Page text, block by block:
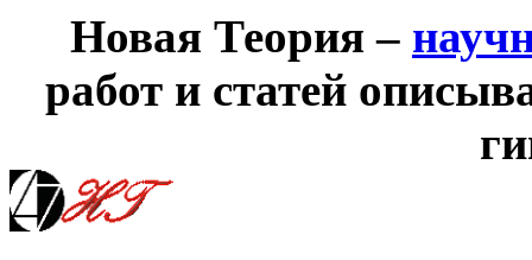
Новая Теория –
работ и статей